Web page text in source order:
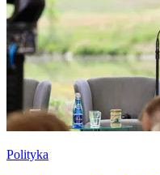
Polityka